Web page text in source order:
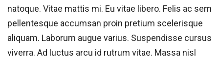
natoque. Vitae mattis mi. Eu vitae libero. Felis ac sem
pellentesque accumsan proin pretium scelerisque
aliquam. Laborum augue varius. Suspendisse cursus
viverra. Ad luctus arcu id rutrum vitae. Massa nisl